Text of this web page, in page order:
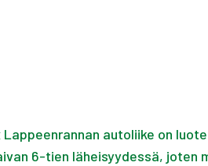
Lappeenrannan autoliike on
6-tien läheisyydessä,